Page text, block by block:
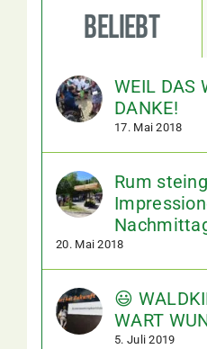
Beliebt
WEIL DAS
DANKE!
17. Mai 2018
Rum
20. Mai 2018
😃
WART
5. Juli 2019